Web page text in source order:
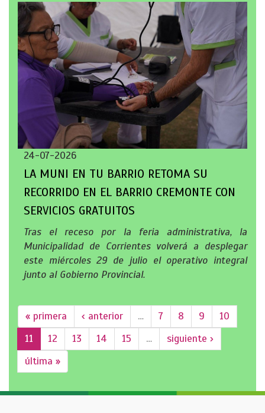
24-07-2026
LA MUNI EN TU BARRIO RETOMA SU
RECORRIDO EN EL BARRIO CREMONTE CON
SERVICIOS GRATUITOS
Tras el receso por la feria administrativa, la
Municipalidad de Corrientes volverá a desplegar
este miércoles 29 de julio el operativo integral
junto al Gobierno Provincial.
« primera ‹ anterior … 7 8 9
10
11
12 13 14 15 …
siguiente ›
última »